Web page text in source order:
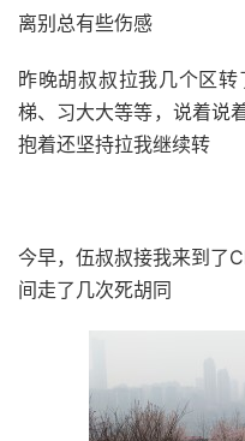
离别总有些伤感
昨晚胡叔叔拉我几个区
梯、习大大等等，说着说
抱着还坚持拉我继续转
今早，伍叔叔接我来到了
间走了几次死胡同